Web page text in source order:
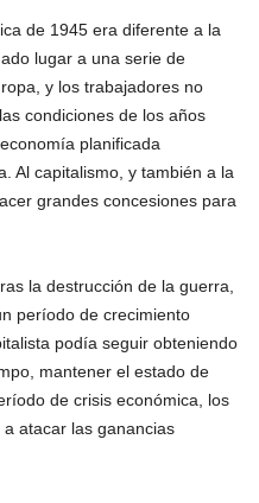
de 1945 era diferente a la
lugar a una serie de
y los trabajadores no
condiciones de los años
planificada
Al capitalismo, y también a la
grandes concesiones para
la destrucción de la guerra,
período de crecimiento
podía seguir obteniendo
mantener el estado de
de crisis económica, los
atacar las ganancias